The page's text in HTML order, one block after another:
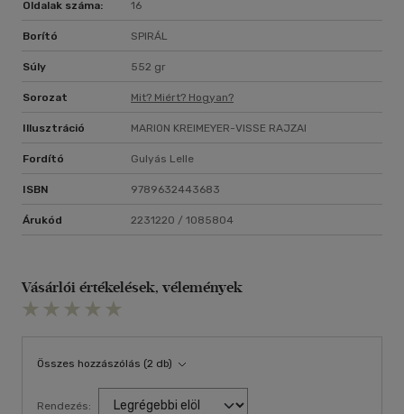
Oldalak száma: 16
Borító SPIRÁL
Súly 552 gr
Sorozat Mit? Miért? Hogyan?
Illusztráció MARION KREIMEYER-VISSE RAJZAI
Fordító Gulyás Lelle
ISBN 9789632443683
Árukód 2231220 / 1085804
Vásárlói értékelések, vélemények
Összes hozzászólás (2 db)
Rendezés: